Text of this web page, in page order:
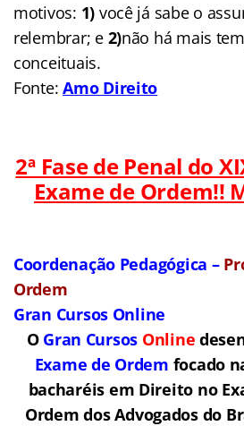
motivos: 1) você já sabe o
relembrar; e 2)não há mais
conceituais.
Fonte:Amo Direito
2ª Fase de Penal do
Exame de Ordem!!
Coordenação Pedagógica –
Ordem
Gran Cursos Online
O Gran Cursos Online
Exame de Ordem focado
bacharéis em Direito no
Ordem dos Advogados do